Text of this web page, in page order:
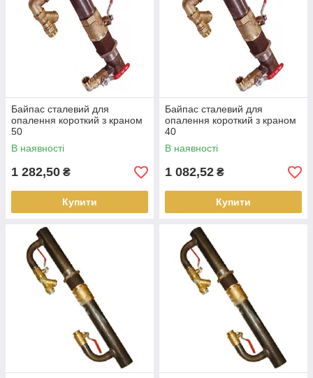
Байпас сталевий для
опалення короткий з краном
50
В наявності
1 282,50 ₴
Купити
Байпас сталевий для
опалення короткий з краном
40
В наявності
1 082,52 ₴
Купити